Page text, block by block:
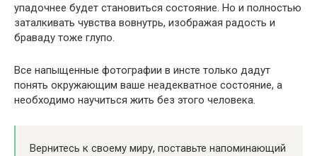
упадочнее будет становиться состояние. Но и полностью
заталкивать чувства вовнутрь, изображая радость и
браваду тоже глупо.
Все напыщенные фотографии в инсте только дадут
понять окружающим ваше неадекватное состояние, а
необходимо научиться жить без этого человека.
Вернитесь к своему миру, поставьте напоминающий